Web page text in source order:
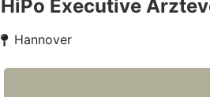
HiPo Executive
Hannover